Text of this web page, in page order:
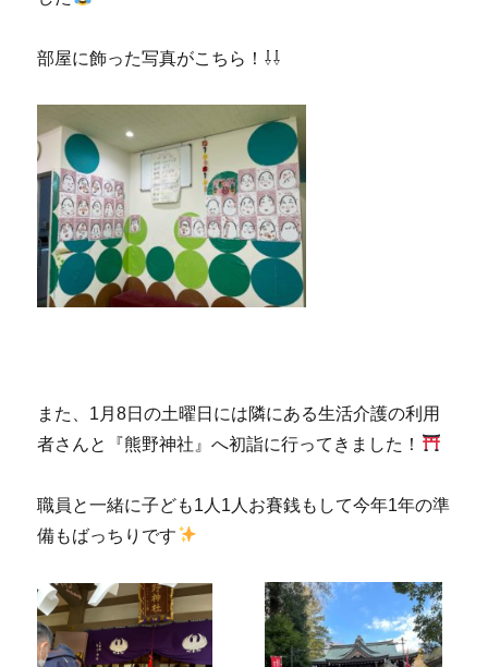
部屋に飾った写真がこちら！⇩⇩
また、1月8日の土曜日には隣にある生活介護の利用
者さんと『熊野神社』へ初詣に行ってきました！
職員と一緒に子ども1人1人お賽銭もして今年1年の準
備もばっちりです